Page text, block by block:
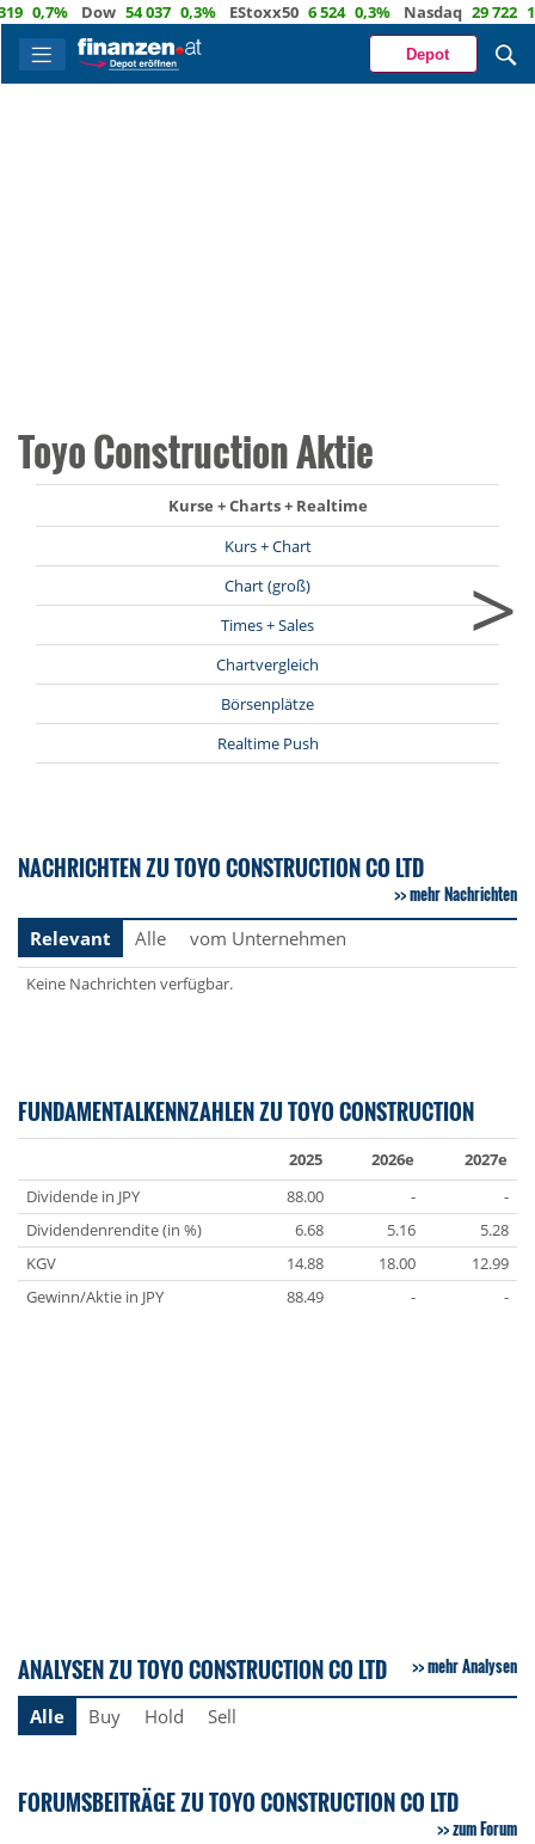
0,7% Dow 54 037 0,3% EStoxx50 6 524 0,3% Nasdaq 29 722 1,2%
Depot
Toyo Construction Aktie
Kurse + Charts + Realtime
Kurs + Chart
Chart (groß)
Times + Sales
Chartvergleich
Börsenplätze
Realtime Push
>
NACHRICHTEN ZU TOYO CONSTRUCTION CO LTD
mehr Nachrichten
Relevant
Alle vom Unternehmen
Keine Nachrichten verfügbar.
FUNDAMENTALKENNZAHLEN ZU TOYO CONSTRUCTION
2025 2026e
2027e
Dividende in JPY
88.00 -
-
Dividendenrendite (in %)
6.68 5.16
5.28
KGV
14.88 18.00
12.99
Gewinn/Aktie in JPY
88.49 - -
ANALYSEN ZU TOYO CONSTRUCTION CO LTD mehr Analysen
Alle Buy Hold Sell
FORUMSBEITRÄGE ZU TOYO CONSTRUCTION CO LTD
zum Forum